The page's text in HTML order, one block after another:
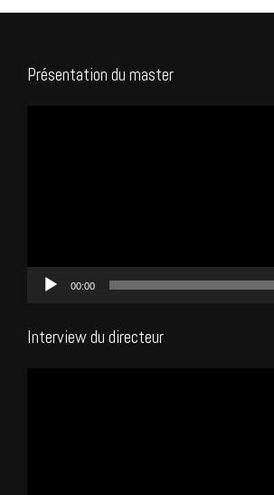
Présentation du master
00:00
Interview du directeur